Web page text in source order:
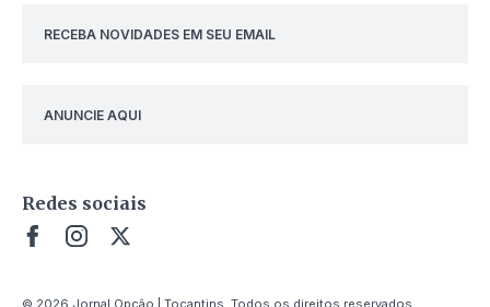
RECEBA NOVIDADES EM SEU EMAIL
ANUNCIE AQUI
Redes sociais
© 2026 Jornal Opção | Tocantins. Todos os direitos reservados.